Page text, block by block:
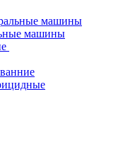
машины
машины